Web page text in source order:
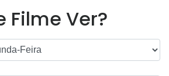
Filme Ver?